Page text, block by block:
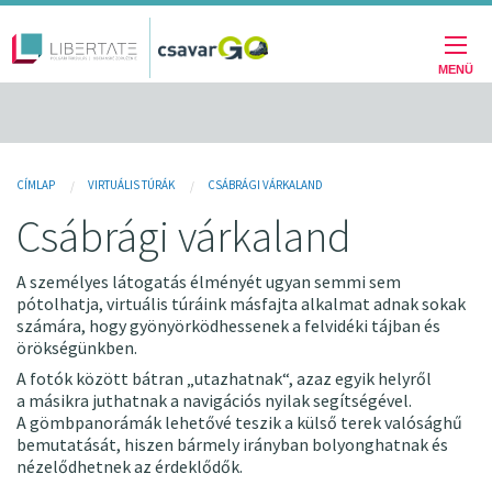
tartalomra
Fő
navigáció
MENÜ
Jelenlegi
hely
CÍMLAP VIRTUÁLIS TÚRÁK CSÁBRÁGI VÁRKALAND
Csábrági várkaland
A személyes látogatás élményét ugyan semmi sem
pótolhatja, virtuális túráink másfajta alkalmat adnak sokak
számára, hogy gyönyörködhessenek a felvidéki tájban és
örökségünkben.
A fotók között bátran „utazhatnak“, azaz egyik helyről
a másikra juthatnak a navigációs nyilak segítségével.
A gömbpanorámák lehetővé teszik a külső terek valósághű
bemutatását, hiszen bármely irányban bolyonghatnak és
nézelődhetnek az érdeklődők.